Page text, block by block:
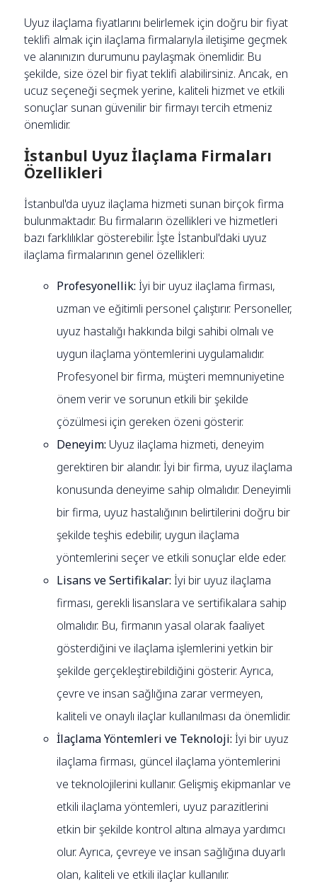
Uyuz ilaçlama fiyatlarını belirlemek için doğru bir fiyat
teklifi almak için ilaçlama firmalarıyla iletişime geçmek
ve alanınızın durumunu paylaşmak önemlidir. Bu
şekilde, size özel bir fiyat teklifi alabilirsiniz. Ancak, en
ucuz seçeneği seçmek yerine, kaliteli hizmet ve etkili
sonuçlar sunan güvenilir bir firmayı tercih etmeniz
önemlidir.
İstanbul Uyuz İlaçlama Firmaları
Özellikleri
İstanbul'da uyuz ilaçlama hizmeti sunan birçok firma
bulunmaktadır. Bu firmaların özellikleri ve hizmetleri
bazı farklılıklar gösterebilir. İşte İstanbul'daki uyuz
ilaçlama firmalarının genel özellikleri:
Profesyonellik:İyi bir uyuz ilaçlama firması,
uzman ve eğitimli personel çalıştırır. Personeller,
uyuz hastalığı hakkında bilgi sahibi olmalı ve
uygun ilaçlama yöntemlerini uygulamalıdır.
Profesyonel bir firma, müşteri memnuniyetine
önem verir ve sorunun etkili bir şekilde
çözülmesi için gereken özeni gösterir.
Deneyim: Uyuz ilaçlama hizmeti, deneyim
gerektiren bir alandır. İyi bir firma, uyuz ilaçlama
konusunda deneyime sahip olmalıdır. Deneyimli
bir firma, uyuz hastalığının belirtilerini doğru bir
şekilde teşhis edebilir, uygun ilaçlama
yöntemlerini seçer ve etkili sonuçlar elde eder.
Lisans ve Sertifikalar: İyi bir uyuz ilaçlama
firması, gerekli lisanslara ve sertifikalara sahip
olmalıdır. Bu, firmanın yasal olarak faaliyet
gösterdiğini ve ilaçlama işlemlerini yetkin bir
şekilde gerçekleştirebildiğini gösterir. Ayrıca,
çevre ve insan sağlığına zarar vermeyen,
kaliteli ve onaylı ilaçlar kullanılması da önemlidir.
İlaçlama Yöntemleri ve Teknoloji: İyi bir uyuz
ilaçlama firması, güncel ilaçlama yöntemlerini
ve teknolojilerini kullanır. Gelişmiş ekipmanlar ve
etkili ilaçlama yöntemleri, uyuz parazitlerini
etkin bir şekilde kontrol altına almaya yardımcı
olur. Ayrıca, çevreye ve insan sağlığına duyarlı
olan, kaliteli ve etkili ilaçlar kullanılır.